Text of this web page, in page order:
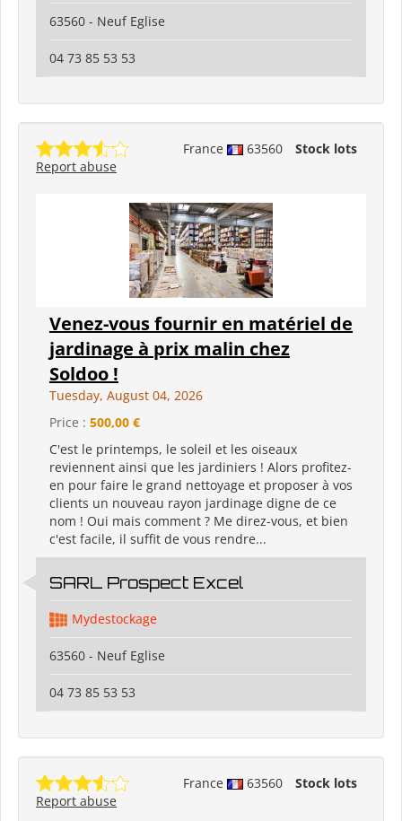
63560 - Neuf Eglise
04 73 85 53 53
France 63560
Stock lots
Report abuse
Venez-vous fournir en matériel de
jardinage à prix malin chez
Soldoo !
Tuesday, August 04, 2026
Price : 500,00 €
C'est le printemps, le soleil et les oiseaux
reviennent ainsi que les jardiniers ! Alors profitez-
en pour faire le grand nettoyage et proposer à vos
clients un nouveau rayon jardinage digne de ce
nom ! Oui mais comment ? Me direz-vous, et bien
c'est facile, il suffit de vous rendre...
SARL Prospect Excel
Mydestockage
63560 - Neuf Eglise
04 73 85 53 53
France 63560
Stock lots
Report abuse